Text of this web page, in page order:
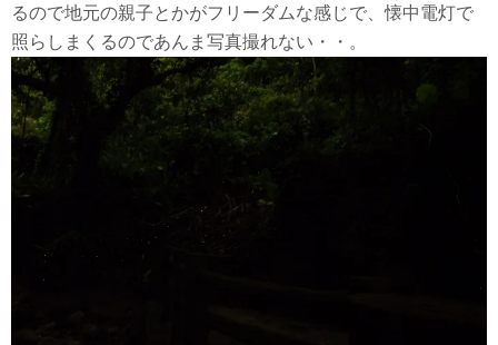
るので地元の親子とかがフリーダムな感じで、懐中電灯で
照らしまくるのであんま写真撮れない・・。